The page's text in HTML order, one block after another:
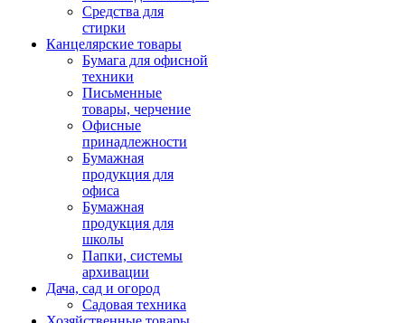
Средства для
стирки
Канцелярские товары
Бумага для офисной
техники
Письменные
товары, черчение
Офисные
принадлежности
Бумажная
продукция для
офиса
Бумажная
продукция для
школы
Папки, системы
архивации
Дача, сад и огород
Садовая техника